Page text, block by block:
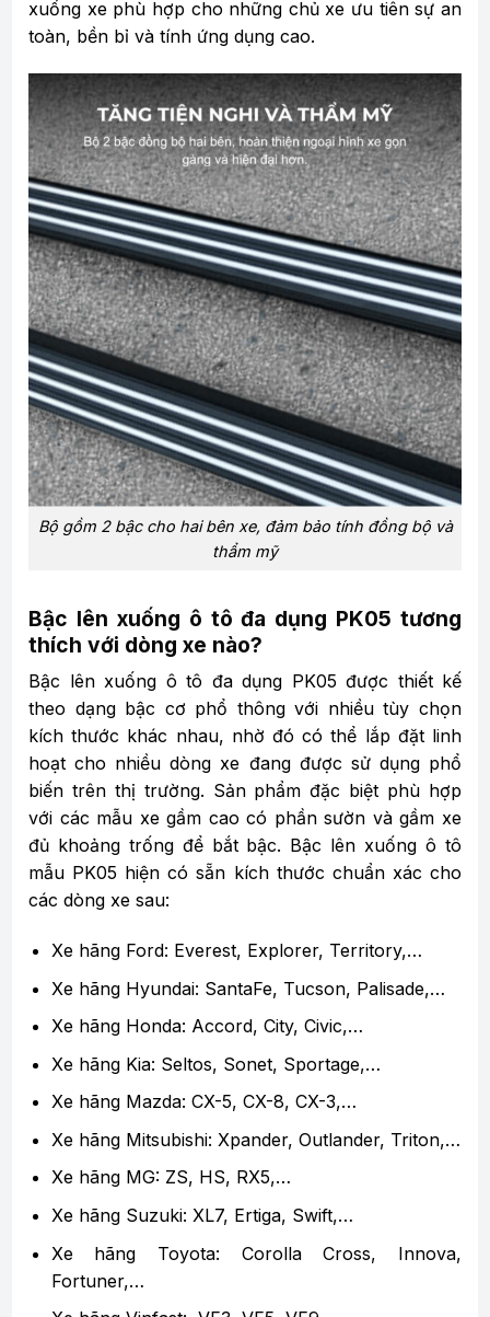
xuống xe phù hợp cho những chủ xe ưu tiên sự an
toàn, bền bỉ và tính ứng dụng cao.
Bộ gồm 2 bậc cho hai bên xe, đảm bảo tính đồng bộ và
thẩm mỹ
Bậc lên xuống ô tô đa dụng PK05 tương
thích với dòng xe nào?
Bậc lên xuống ô tô đa dụng PK05 được thiết kế
theo dạng bậc cơ phổ thông với nhiều tùy chọn
kích thước khác nhau, nhờ đó có thể lắp đặt linh
hoạt cho nhiều dòng xe đang được sử dụng phổ
biến trên thị trường. Sản phẩm đặc biệt phù hợp
với các mẫu xe gầm cao có phần sườn và gầm xe
đủ khoảng trống để bắt bậc. Bậc lên xuống ô tô
mẫu PK05 hiện có sẵn kích thước chuẩn xác cho
các dòng xe sau:
Xe hãng Ford: Everest, Explorer, Territory,…
Xe hãng Hyundai: SantaFe, Tucson, Palisade,…
Xe hãng Honda: Accord, City, Civic,…
Xe hãng Kia: Seltos, Sonet, Sportage,…
Xe hãng Mazda: CX-5, CX-8, CX-3,…
Xe hãng Mitsubishi: Xpander, Outlander, Triton,…
Xe hãng MG: ZS, HS, RX5,…
Xe hãng Suzuki: XL7, Ertiga, Swift,…
Xe hãng Toyota: Corolla Cross, Innova,
Fortuner,…